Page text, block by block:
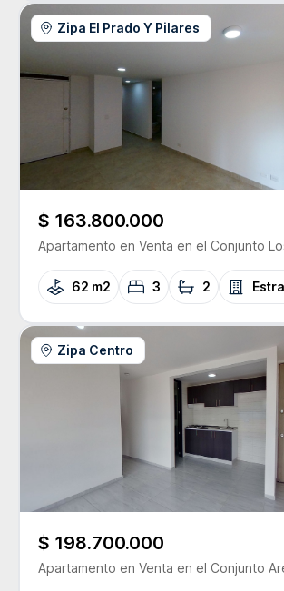
Zipa El Prado Y Pilares
$ 163.800.000
Apartamento en Venta en el Conjunto
62 m2 3 2
Zipa Centro
$ 198.700.000
Apartamento en Venta en el Conjunto